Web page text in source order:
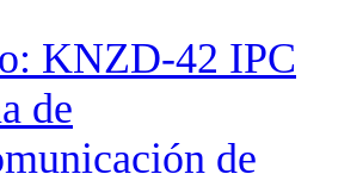
KNZD-42 IPC
de
de